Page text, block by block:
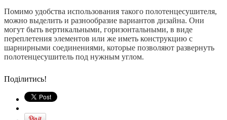
Помимо удобства использования такого полотенцесушителя,
можно выделить и разнообразие вариантов дизайна. Они
могут быть вертикальными, горизонтальными, в виде
переплетения элементов или же иметь конструкцию с
шарнирными соединениями, которые позволяют развернуть
полотенцесушитель под нужным углом.
Поділитись!